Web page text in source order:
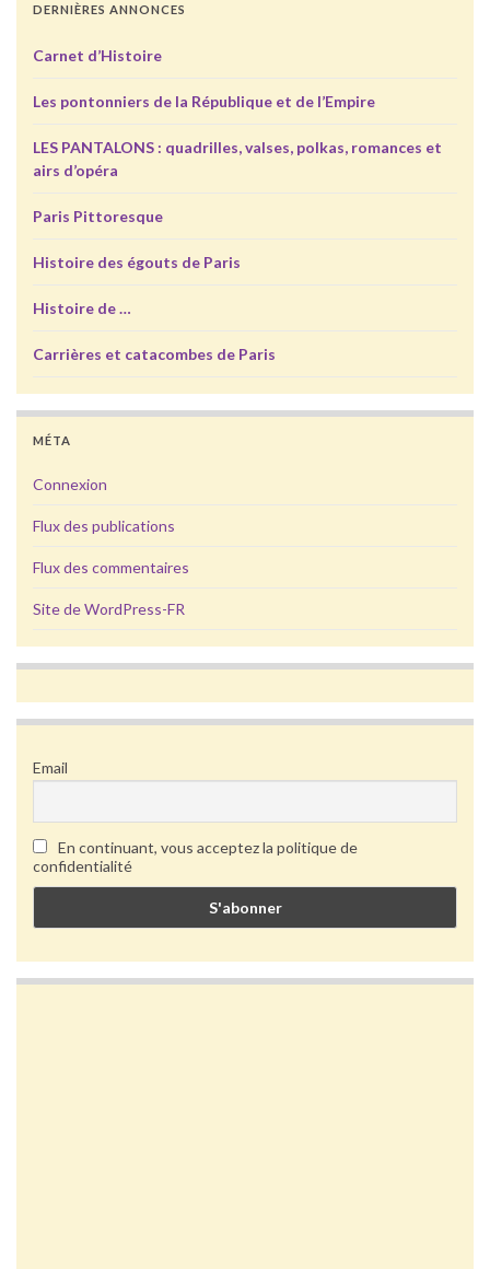
DERNIÈRES ANNONCES
Carnet d’Histoire
Les pontonniers de la République et de l’Empire
LES PANTALONS : quadrilles, valses, polkas, romances et
airs d’opéra
Paris Pittoresque
Histoire des égouts de Paris
Histoire de …
Carrières et catacombes de Paris
MÉTA
Connexion
Flux des publications
Flux des commentaires
Site de WordPress-FR
Email
En continuant, vous acceptez la politique de
confidentialité